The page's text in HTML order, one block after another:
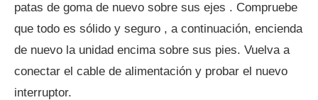
patas de goma de nuevo sobre sus ejes . Compruebe
que todo es sólido y seguro , a continuación, encienda
de nuevo la unidad encima sobre sus pies. Vuelva a
conectar el cable de alimentación y probar el nuevo
interruptor.